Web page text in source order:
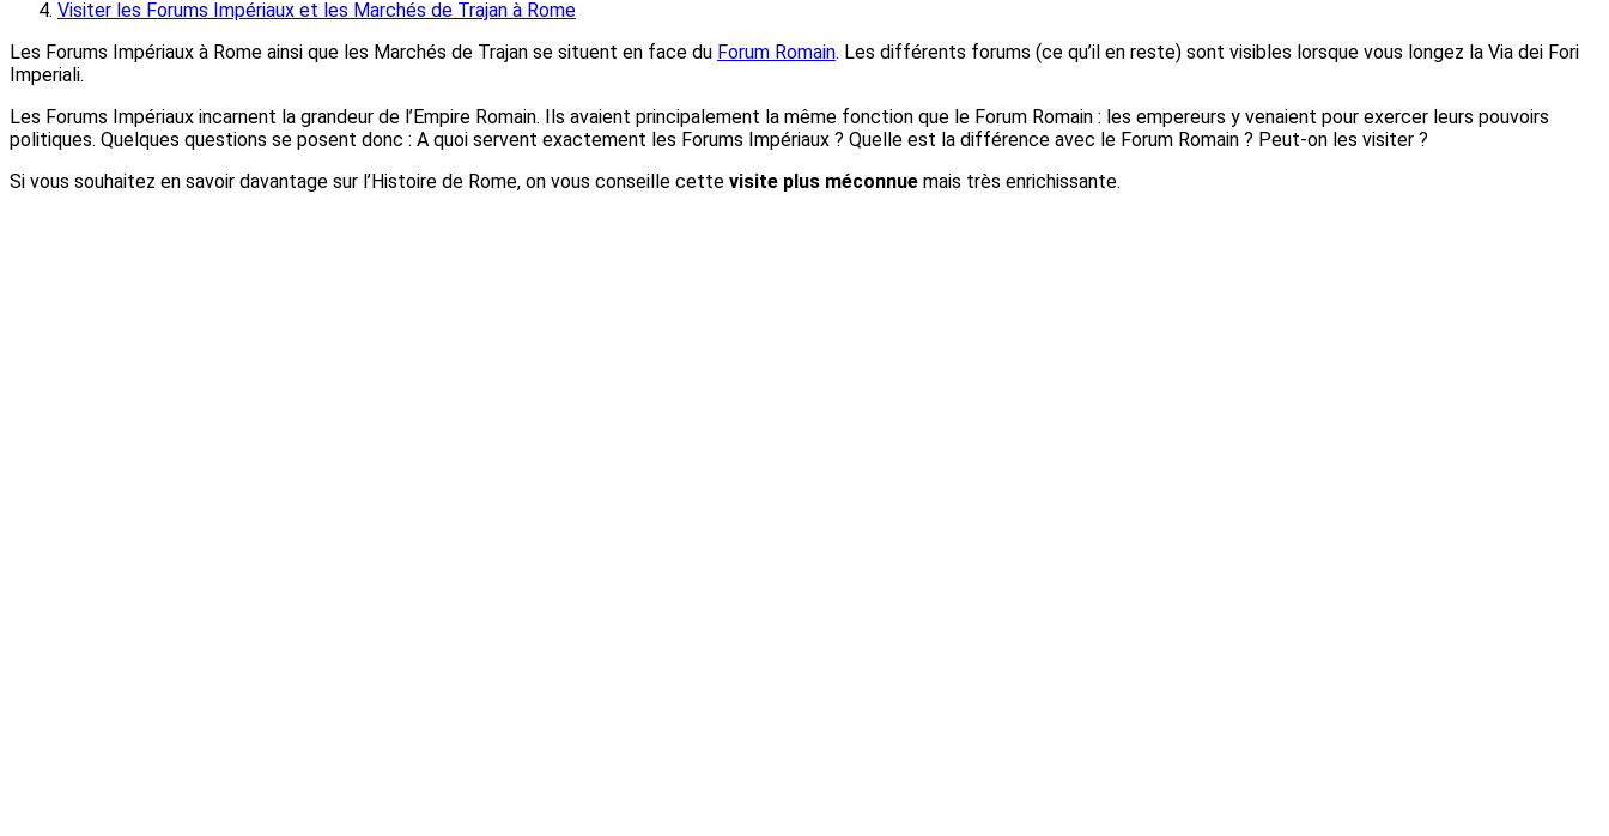
Visiter les Forums Impériaux et les Marchés de Trajan à Rome
Les Forums Impériaux à Rome ainsi que les Marchés de Trajan se situent en face du Forum Romain. Les différents forums (ce qu’il en reste) sont visibles lorsque vous longez la Via dei Fori
Imperiali.
Les Forums Impériaux incarnent la grandeur de l’Empire Romain. Ils avaient principalement la même fonction que le Forum Romain : les empereurs y venaient pour exercer leurs pouvoirs
politiques. Quelques questions se posent donc : A quoi servent exactement les Forums Impériaux ? Quelle est la différence avec le Forum Romain ? Peut-on les visiter ?
Si vous souhaitez en savoir davantage sur l’Histoire de Rome, on vous conseille cette visite plus méconnue mais très enrichissante.